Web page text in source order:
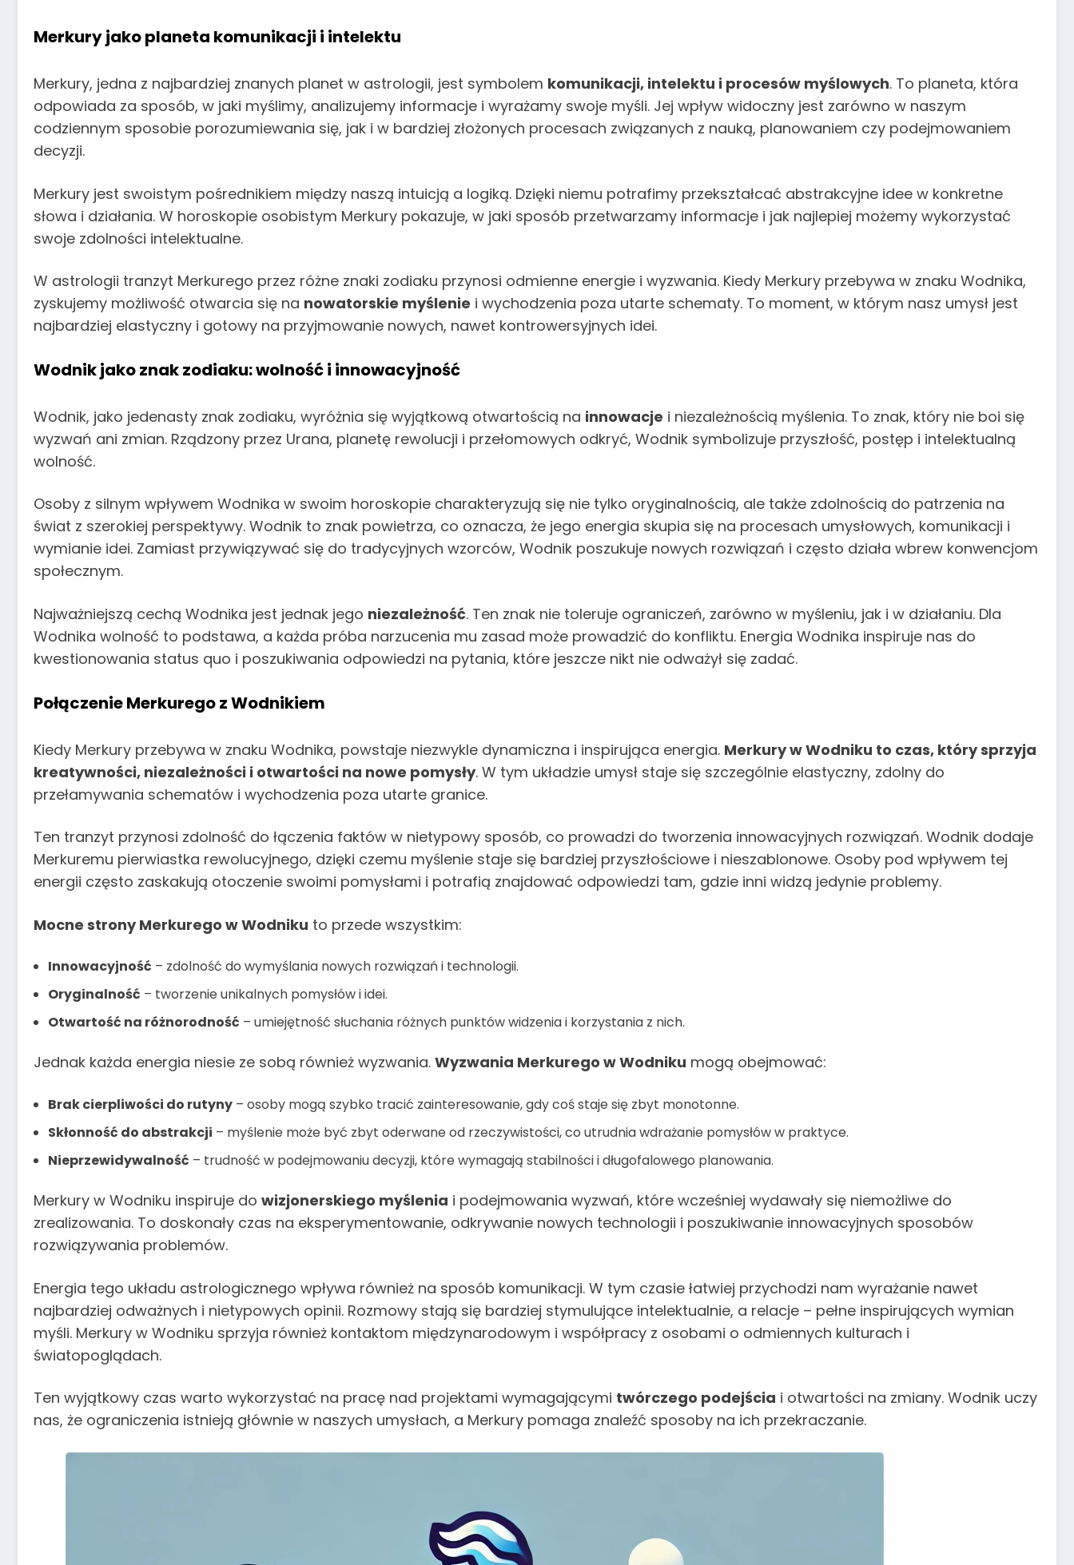
Merkury jako planeta komunikacji i intelektu
Merkury, jedna z najbardziej znanych planet w astrologii, jest symbolem komunikacji, intelektu i procesów myślowych. To planeta, która
odpowiada za sposób, w jaki myślimy, analizujemy informacje i wyrażamy swoje myśli. Jej wpływ widoczny jest zarówno w naszym
codziennym sposobie porozumiewania się, jak i w bardziej złożonych procesach związanych z nauką, planowaniem czy podejmowaniem
decyzji.
Merkury jest swoistym pośrednikiem między naszą intuicją a logiką. Dzięki niemu potrafimy przekształcać abstrakcyjne idee w konkretne
słowa i działania. W horoskopie osobistym Merkury pokazuje, w jaki sposób przetwarzamy informacje i jak najlepiej możemy wykorzystać
swoje zdolności intelektualne.
W astrologii tranzyt Merkurego przez różne znaki zodiaku przynosi odmienne energie i wyzwania. Kiedy Merkury przebywa w znaku Wodnika,
zyskujemy możliwość otwarcia się na nowatorskie myślenie i wychodzenia poza utarte schematy. To moment, w którym nasz umysł jest
najbardziej elastyczny i gotowy na przyjmowanie nowych, nawet kontrowersyjnych idei.
Wodnik jako znak zodiaku: wolność i innowacyjność
Wodnik, jako jedenasty znak zodiaku, wyróżnia się wyjątkową otwartością na innowacje i niezależnością myślenia. To znak, który nie boi się
wyzwań ani zmian. Rządzony przez Urana, planetę rewolucji i przełomowych odkryć, Wodnik symbolizuje przyszłość, postęp i intelektualną
wolność.
Osoby z silnym wpływem Wodnika w swoim horoskopie charakteryzują się nie tylko oryginalnością, ale także zdolnością do patrzenia na
świat z szerokiej perspektywy. Wodnik to znak powietrza, co oznacza, że jego energia skupia się na procesach umysłowych, komunikacji i
wymianie idei. Zamiast przywiązywać się do tradycyjnych wzorców, Wodnik poszukuje nowych rozwiązań i często działa wbrew konwencjom
społecznym.
Najważniejszą cechą Wodnika jest jednak jego niezależność. Ten znak nie toleruje ograniczeń, zarówno w myśleniu, jak i w działaniu. Dla
Wodnika wolność to podstawa, a każda próba narzucenia mu zasad może prowadzić do konfliktu. Energia Wodnika inspiruje nas do
kwestionowania status quo i poszukiwania odpowiedzi na pytania, które jeszcze nikt nie odważył się zadać.
Połączenie Merkurego z Wodnikiem
Kiedy Merkury przebywa w znaku Wodnika, powstaje niezwykle dynamiczna i inspirująca energia. Merkury w Wodniku to czas, który sprzyja
kreatywności, niezależności i otwartości na nowe pomysły. W tym układzie umysł staje się szczególnie elastyczny, zdolny do
przełamywania schematów i wychodzenia poza utarte granice.
Ten tranzyt przynosi zdolność do łączenia faktów w nietypowy sposób, co prowadzi do tworzenia innowacyjnych rozwiązań. Wodnik dodaje
Merkuremu pierwiastka rewolucyjnego, dzięki czemu myślenie staje się bardziej przyszłościowe i nieszablonowe. Osoby pod wpływem tej
energii często zaskakują otoczenie swoimi pomysłami i potrafią znajdować odpowiedzi tam, gdzie inni widzą jedynie problemy.
Mocne strony Merkurego w Wodniku to przede wszystkim:
Innowacyjność – zdolność do wymyślania nowych rozwiązań i technologii.
Oryginalność – tworzenie unikalnych pomysłów i idei.
Otwartość na różnorodność – umiejętność słuchania różnych punktów widzenia i korzystania z nich.
Jednak każda energia niesie ze sobą również wyzwania. Wyzwania Merkurego w Wodniku mogą obejmować:
Brak cierpliwości do rutyny – osoby mogą szybko tracić zainteresowanie, gdy coś staje się zbyt monotonne.
Skłonność do abstrakcji – myślenie może być zbyt oderwane od rzeczywistości, co utrudnia wdrażanie pomysłów w praktyce.
Nieprzewidywalność – trudność w podejmowaniu decyzji, które wymagają stabilności i długofalowego planowania.
Merkury w Wodniku inspiruje do wizjonerskiego myślenia i podejmowania wyzwań, które wcześniej wydawały się niemożliwe do
zrealizowania. To doskonały czas na eksperymentowanie, odkrywanie nowych technologii i poszukiwanie innowacyjnych sposobów
rozwiązywania problemów.
Energia tego układu astrologicznego wpływa również na sposób komunikacji. W tym czasie łatwiej przychodzi nam wyrażanie nawet
najbardziej odważnych i nietypowych opinii. Rozmowy stają się bardziej stymulujące intelektualnie, a relacje – pełne inspirujących wymian
myśli. Merkury w Wodniku sprzyja również kontaktom międzynarodowym i współpracy z osobami o odmiennych kulturach i
światopoglądach.
Ten wyjątkowy czas warto wykorzystać na pracę nad projektami wymagającymi twórczego podejścia i otwartości na zmiany. Wodnik uczy
nas, że ograniczenia istnieją głównie w naszych umysłach, a Merkury pomaga znaleźć sposoby na ich przekraczanie.